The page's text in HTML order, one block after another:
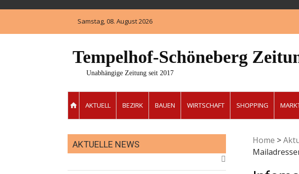
Samstag, 08. August 2026
Tempelhof-Schöneberg
Unabhängige Zeitung seit 2017
AKTUELL BEZIRK BAUEN WIRTSCHAFT SHOPPING
Home >
AKTUELLE NEWS